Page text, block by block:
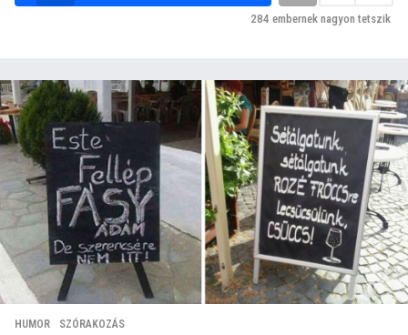
284 embernek nagyon tetszik
HUMOR ,SZÓRAKOZÁS